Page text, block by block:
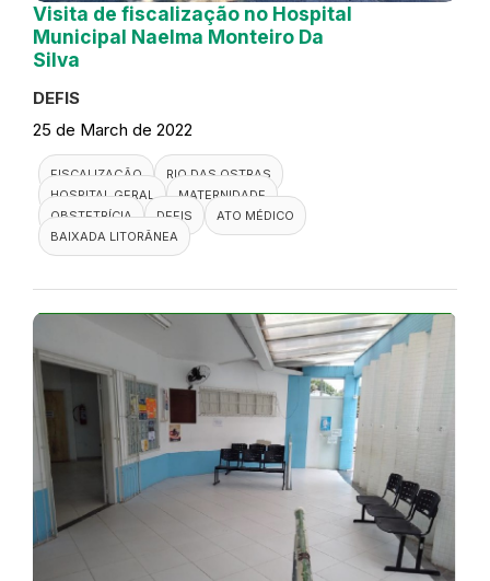
Visita de fiscalização no Hospital
Municipal Naelma Monteiro Da
Silva
DEFIS
25 de March de 2022
FISCALIZAÇÃO
RIO DAS OSTRAS
HOSPITAL GERAL
MATERNIDADE
OBSTETRÍCIA
DEFIS
ATO MÉDICO
BAIXADA LITORÂNEA